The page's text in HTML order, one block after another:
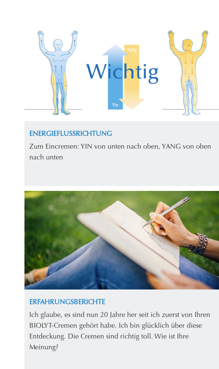
ENERGIEFLUSSRICHTUNG
Zum Eincremen: YIN von unten nach oben, YANG von oben
nach unten
ERFAHRUNGSBERICHTE
Ich glaube, es sind nun 20 Jahre her seit ich zuerst von Ihren
BIOLYT-Cremen gehört habe. Ich bin glücklich über diese
Entdeckung. Die Cremen sind richtig toll. Wie ist Ihre
Meinung?